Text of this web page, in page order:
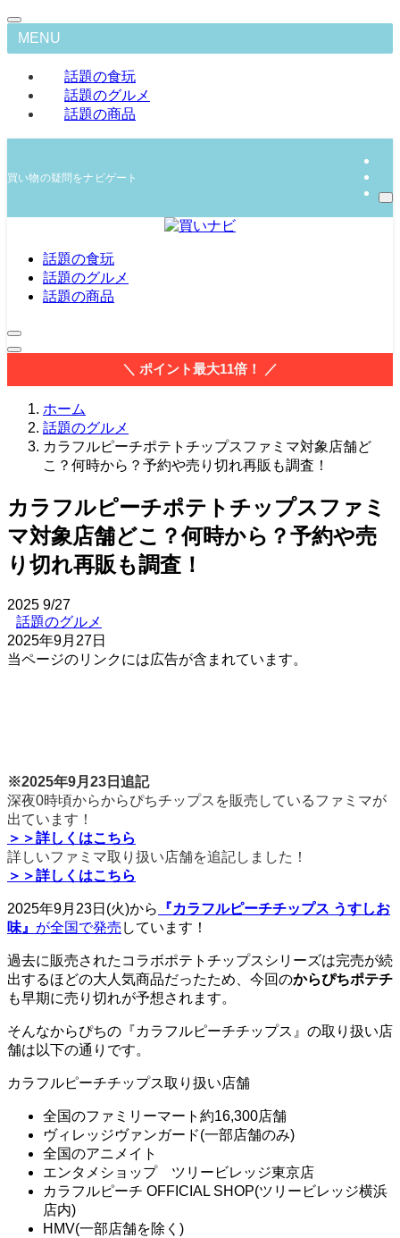
MENU
話題の食玩
話題のグルメ
話題の商品
買い物の疑問をナビゲート
話題の食玩
話題のグルメ
話題の商品
＼ ポイント最大11倍！ ／
ホーム
話題のグルメ
カラフルピーチポテトチップスファミマ対象店舗ど
こ？何時から？予約や売り切れ再販も調査！
カラフルピーチポテトチップスファミ
マ対象店舗どこ？何時から？予約や売
り切れ再販も調査！
2025 9/27
話題のグルメ
2025年9月27日
当ページのリンクには広告が含まれています。
※2025年9月23日追記
深夜0時頃からからぴちチップスを販売しているファミマが
出ています！
＞＞詳しくはこちら
詳しいファミマ取り扱い店舗を追記しました！
＞＞詳しくはこちら
2025年9月23日(火)から
『カラフルピーチチップス うすしお
味』 が全国で発売 しています！
過去に販売されたコラボポテトチップスシリーズは完売が続
出するほどの大人気商品だったため、今回のからぴちポテチ
も早期に売り切れが予想されます。
そんなからぴちの『カラフルピーチチップス』の取り扱い店
舗は以下の通りです。
カラフルピーチチップス取り扱い店舗
全国のファミリーマート約16,300店舗
ヴィレッジヴァンガード(一部店舗のみ)
全国のアニメイト
エンタメショップ ツリービレッジ東京店
カラフルピーチ OFFICIAL SHOP(ツリービレッジ横浜
店内)
HMV(一部店舗を除く)